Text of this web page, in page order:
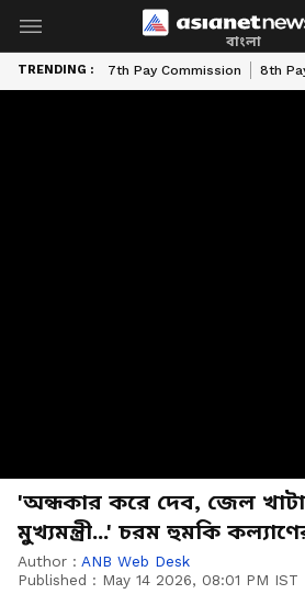
বাংলা
TRENDING : 7th Pay Commission 8th
'অন্ধকার করে দেব, জেল
মুখ্যমন্ত্রী...' চরম হুমকি
Author : ANB Web Desk
Published : May 14 2026, 08:01 PM IST